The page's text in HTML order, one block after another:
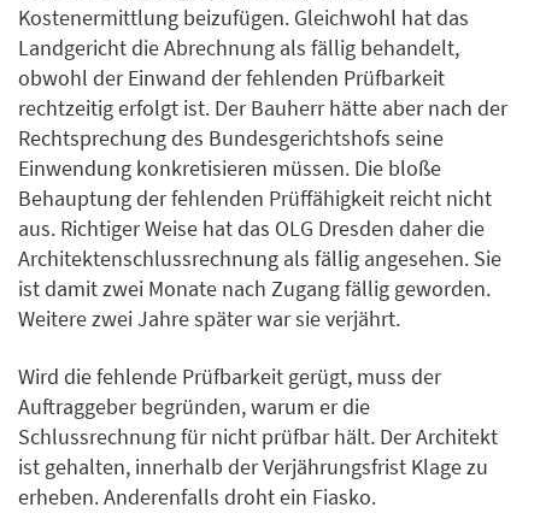
Kostenermittlung beizufügen. Gleichwohl hat das
Landgericht die Abrechnung als fällig behandelt,
obwohl der Einwand der fehlenden Prüfbarkeit
rechtzeitig erfolgt ist. Der Bauherr hätte aber nach der
Rechtsprechung des Bundesgerichtshofs seine
Einwendung konkretisieren müssen. Die bloße
Behauptung der fehlenden Prüffähigkeit reicht nicht
aus. Richtiger Weise hat das OLG Dresden daher die
Architektenschlussrechnung als fällig angesehen. Sie
ist damit zwei Monate nach Zugang fällig geworden.
Weitere zwei Jahre später war sie verjährt.
Wird die fehlende Prüfbarkeit gerügt, muss der
Auftraggeber begründen, warum er die
Schlussrechnung für nicht prüfbar hält. Der Architekt
ist gehalten, innerhalb der Verjährungsfrist Klage zu
erheben. Anderenfalls droht ein Fiasko.